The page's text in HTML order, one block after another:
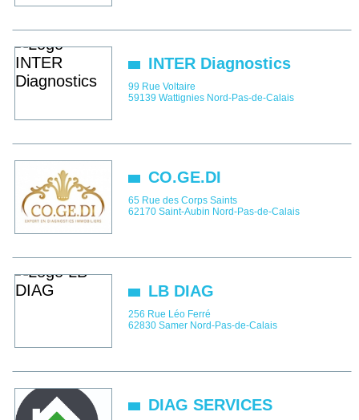
INTER Diagnostics
99 Rue Voltaire
59139 Wattignies Nord-Pas-de-Calais
CO.GE.DI
65 Rue des Corps Saints
62170 Saint-Aubin Nord-Pas-de-Calais
LB DIAG
256 Rue Léo Ferré
62830 Samer Nord-Pas-de-Calais
DIAG SERVICES